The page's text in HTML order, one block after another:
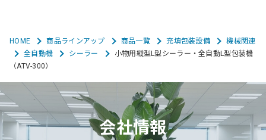
HOME 商品ラインアップ 商品一覧 充填包装設備
機械関連
全自動機
シーラー
小物用縦型L型シーラー・全自動L型包装機
（ATV-300）
会社情報